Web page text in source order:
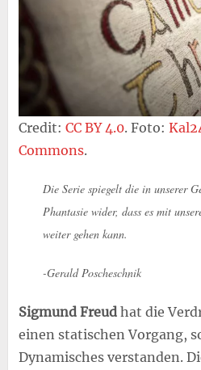
Credit: CC BY 4.0. Foto:
Commons.
Die Serie spiegelt die in unserer
Phantasie wider, dass es mit
weiter gehen kann.
-Gerald Poscheschnik
Sigmund Freudhat die
einen statischen Vorgang,
Dynamisches verstanden.